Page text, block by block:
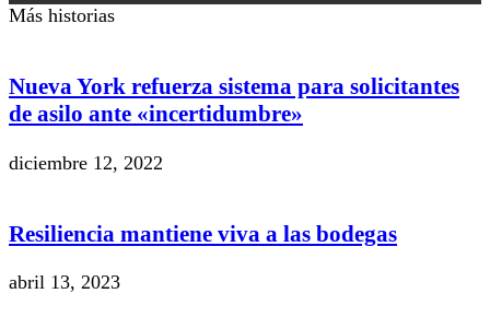
Más historias
Nueva York refuerza sistema para solicitantes
de asilo ante «incertidumbre»
diciembre 12, 2022
Resiliencia mantiene viva a las bodegas
abril 13, 2023